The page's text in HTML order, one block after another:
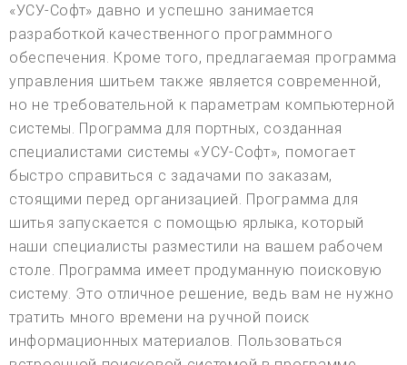
«УСУ-Софт» давно и успешно занимается
разработкой качественного программного
обеспечения. Кроме того, предлагаемая программа
управления шитьем также является современной,
но не требовательной к параметрам компьютерной
системы. Программа для портных, созданная
специалистами системы «УСУ-Софт», помогает
быстро справиться с задачами по заказам,
стоящими перед организацией. Программа для
шитья запускается с помощью ярлыка, который
наши специалисты разместили на вашем рабочем
столе. Программа имеет продуманную поисковую
систему. Это отличное решение, ведь вам не нужно
тратить много времени на ручной поиск
информационных материалов. Пользоваться